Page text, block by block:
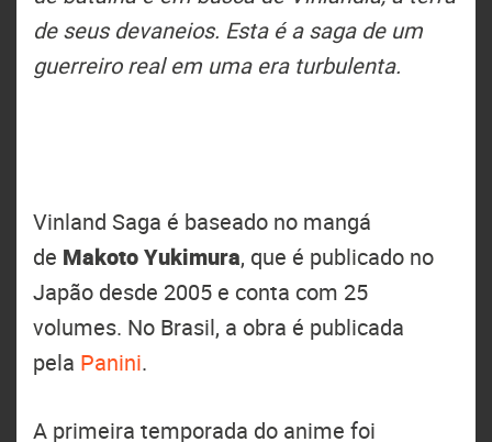
de seus devaneios. Esta é a saga de um
guerreiro real em uma era turbulenta.
Vinland Saga é baseado no mangá
de Makoto Yukimura, que é publicado no
Japão desde 2005 e conta com 25
volumes. No Brasil, a obra é publicada
pela Panini.
A primeira temporada do anime foi